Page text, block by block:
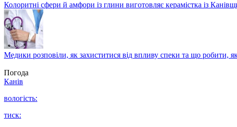
Колоритні сфери й амфори із глини виготовляє керамістка із
Медики розповіли, як захиститися від впливу спеки та що робити,
Погода
Канів
вологість:
тиск: